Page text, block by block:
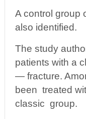
A control group
also identified.
The study
patients with a
— fracture.
been treated
classic group.